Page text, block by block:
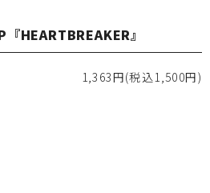
HEARTBREAKER』
1,363円(税込1,500円)